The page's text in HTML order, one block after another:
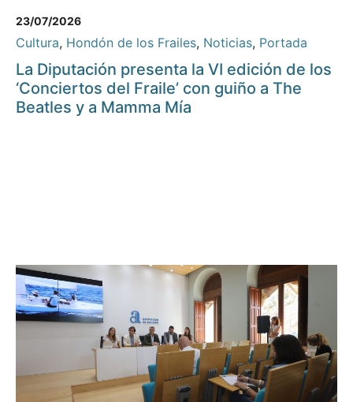
23/07/2026
Cultura, Hondón de los Frailes, Noticias, Portada
La Diputación presenta la VI edición de los
‘Conciertos del Fraile’ con guiño a The
Beatles y a Mamma Mía